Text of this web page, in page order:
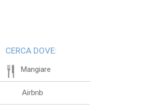
CERCA DOVE:
Mangiare
Airbnb